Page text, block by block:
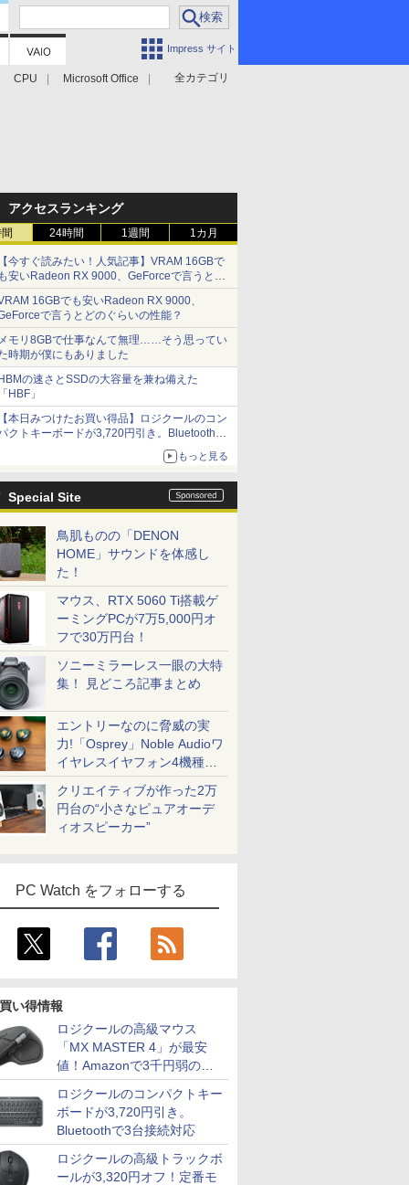
Impress サイト
全カテゴリ
CPU Microsoft Office
アクセスランキング
24時間 1週間 1カ月
今すぐ読みたい！人気記事】VRAM 16GBで
安いRadeon RX 9000、GeForceで言うとど
ぐらいの性能？ - PC Watch
16GBでも安いRadeon RX 9000、
で言うとどのぐらいの性能？
モリ8GBで仕事なんて無理……そう思ってい
時期が僕にもありました
の速さとSSDの大容量を兼ね備えた
HBF」
本日みつけたお買い得品】ロジクールのコン
クトキーボードが3,720円引き。Bluetoothで3
もっと見る
Special Site
鳥肌ものの「DENON
HOME」サウンドを体感し
た！
マウス、RTX 5060 Ti搭載ゲ
ーミングPCが7万5,000円オ
フで30万円台！
ソニーミラーレス一眼の大特
集！ 見どころ記事まとめ
エントリーなのに脅威の実
力!「Osprey」Noble Audioワ
イヤレスイヤフォン4機種を
一気に聴く
クリエイティブが作った2万
円台の“小さなピュアオーデ
ィオスピーカー”
PC Watch をフォローする
い得情報
ロジクールの高級マウス
「MX MASTER 4」が最安
値！Amazonで3千円弱の割
引
ロジクールのコンパクトキー
ボードが3,720円引き。
Bluetoothで3台接続対応
ロジクールの高級トラックボ
ールが3,320円オフ！定番モ